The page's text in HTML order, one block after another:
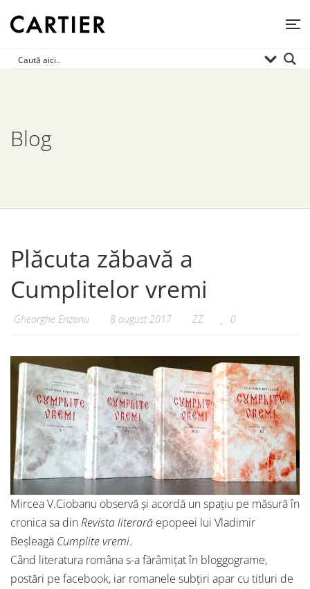
Blog
Plăcuta zăbavă a
Cumplitelor vremi
Gheorghe Erizanu 8 august 2017 ZZ 0
Mircea V.Ciobanu observă și acordă un spațiu pe măsură în
cronica sa dinRevista literară epopeei lui Vladimir
Beșleagă Cumplite vremi.
Când literatura româna s-a fărâmițat în bloggograme,
postări pe facebook, iar romanele subțiri apar cu titluri de